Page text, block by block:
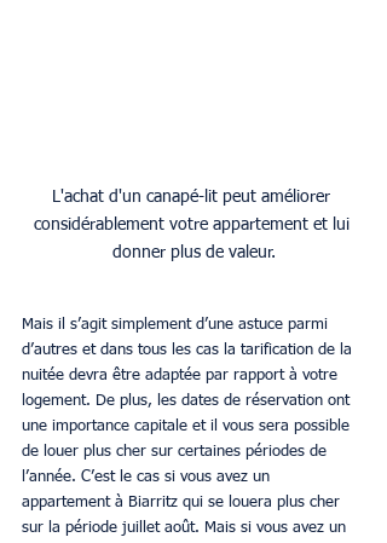
L'achat d'un canapé-lit peut améliorer
considérablement votre appartement et lui
donner plus de valeur.
Mais il s’agit simplement d’une astuce parmi
d’autres et dans tous les cas la tarification de la
nuitée devra être adaptée par rapport à votre
logement. De plus, les dates de réservation ont
une importance capitale et il vous sera possible
de louer plus cher sur certaines périodes de
l’année. C’est le cas si vous avez un
appartement à Biarritz qui se louera plus cher
sur la période juillet août. Mais si vous avez un